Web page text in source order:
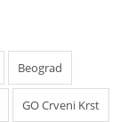
Beograd
GO Crveni Krst